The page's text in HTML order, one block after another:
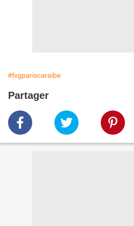
#fxgpariscaraibe
Partager